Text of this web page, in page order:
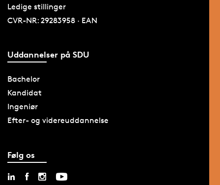
Ledige stillinger
CVR-NR: 29283958 · EAN
Uddannelser på SDU
Bachelor
Kandidat
Ingeniør
Efter- og videreuddannelse
Følg os